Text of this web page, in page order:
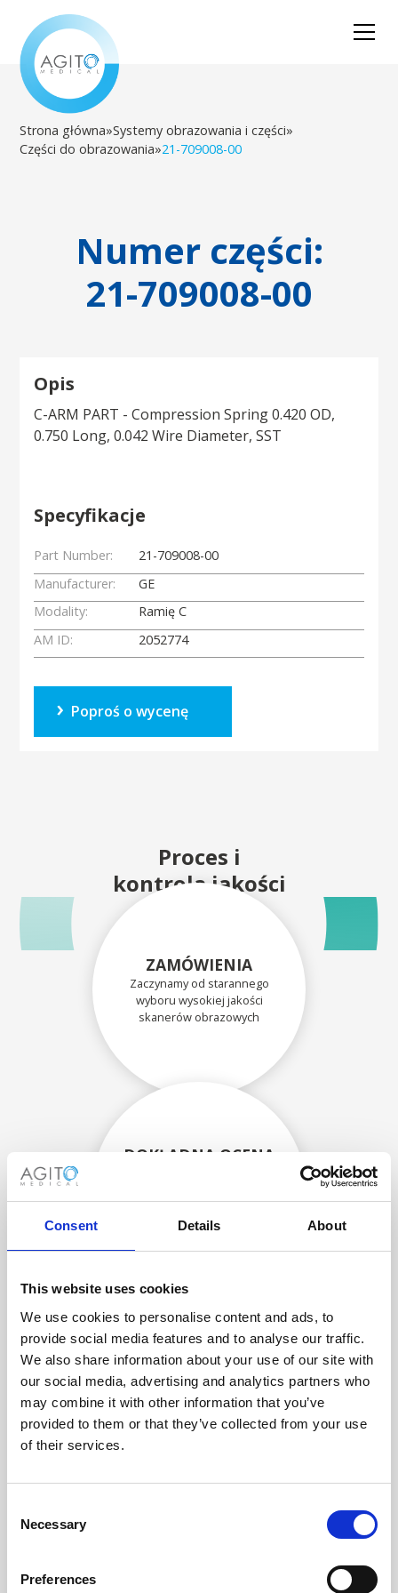
Consent Details About
This website uses cookies
We use cookies to personalise content and ads, to
provide social media features and to analyse our traffic.
We also share information about your use of our site with
our social media, advertising and analytics partners who
may combine it with other information that you’ve
provided to them or that they’ve collected from your use
of their services.
Selection
Necessary
Preferences
Strona główna»Systemy obrazowania i części»
Części do obrazowania»21-709008-00
Numer części:
21-709008-00
Opis
C-ARM PART - Compression Spring 0.420 OD,
0.750 Long, 0.042 Wire Diameter, SST
Specyfikacje
Part Number:
21-709008-00
Manufacturer:
GE
Modality:
Ramię C
AM ID:
2052774
Poproś o wycenę
Proces i
kontrola jakości
ZAMÓWIENIA
Zaczynamy od starannego
wyboru wysokiej jakości
skanerów obrazowych
DOKŁADNA OCENA
doświadczonych techników.
ODZYSKIWANIE
Z OSTROŻNOŚCIĄ
Użyteczne części są
skrupulatnie odzyskiwane w
bezpiecznym środowisku ESD,
zapewniając brak uszkodzeń